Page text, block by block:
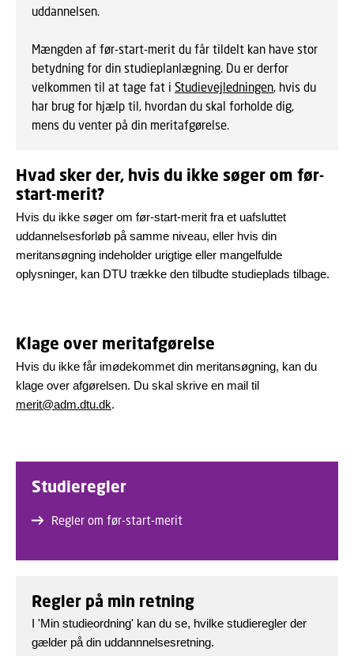
uddannelsen.
Mængden af før-start-merit du får tildelt kan have stor
betydning for din studieplanlægning. Du er derfor
velkommen til at tage fat i Studievejledningen, hvis du
har brug for hjælp til, hvordan du skal forholde dig,
mens du venter på din meritafgørelse.
Hvad sker der, hvis du ikke søger om før-
start-merit?
Hvis du ikke søger om før-start-merit fra et uafsluttet
uddannelsesforløb på samme niveau, eller hvis din
meritansøgning indeholder urigtige eller mangelfulde
oplysninger, kan DTU trække den tilbudte studieplads tilbage.
Klage over meritafgørelse
Hvis du ikke får imødekommet din meritansøgning, kan du
klage over afgørelsen. Du skal skrive en mail til
merit@adm.dtu.dk.
Studieregler
Regler om før-start-merit
Regler på min retning
I 'Min studieordning' kan du se, hvilke studieregler der
gælder på din uddannnelsesretning.